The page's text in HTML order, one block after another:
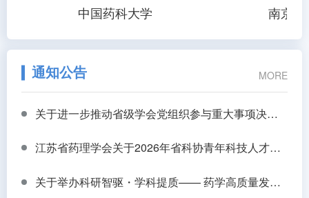
中国药科大学 南京
通知公告 MORE
关于进一步推动省级学会党组织参与重大事项决策工作的通知
江苏省药理学会关于2026年省科协青年科技人才托举工程推荐人员的公示
关于举办科研智驱・学科提质—— 药学高质量发展专题研讨会的会议通知